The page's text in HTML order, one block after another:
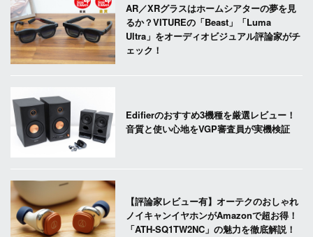
AR／XRグラスはホームシアターの夢を見
るか？VITUREの「Beast」「Luma
Ultra」をオーディオビジュアル評論家がチ
ェック！
Edifierのおすすめ3機種を厳選レビュー！
音質と使い心地をVGP審査員が実機検証
【評論家レビュー有】オーテクのおしゃれ
ノイキャンイヤホンがAmazonで超お得！
「ATH-SQ1TW2NC」の魅力を徹底解説！